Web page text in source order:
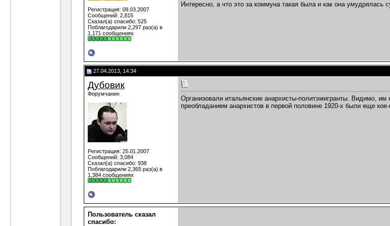
Регистрация: 09.03.2007
Сообщений: 2,815
Сказал(а) спасибо: 525
Поблагодарили 2,297 раз(а) в
1,171 сообщениях
Интересно, а что это за коммуна такая была и как она умудрялась
27.04.2013, 14:34
Дубовик
Форумчанин
Регистрация: 25.01.2007
Сообщений: 3,084
Сказал(а) спасибо: 938
Поблагодарили 2,365 раз(а) в
1,384 сообщениях
Организовали итальянские анархисты-политэмигранты. Видимо,
преобладанием анархистов в первой половине 1920-х были еще
Пользователь сказал
cпасибо: